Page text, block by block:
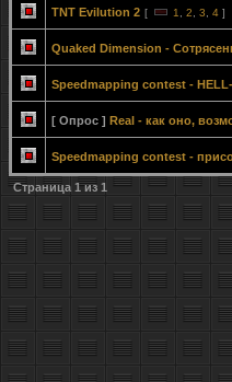
TNT Evilution 2 [ 1 2 3 4 ]
Quaked Dimension -
Speedmapping contest -
[ Опрос ] Real - как оно,
Speedmapping contest -
Страница 1из 1